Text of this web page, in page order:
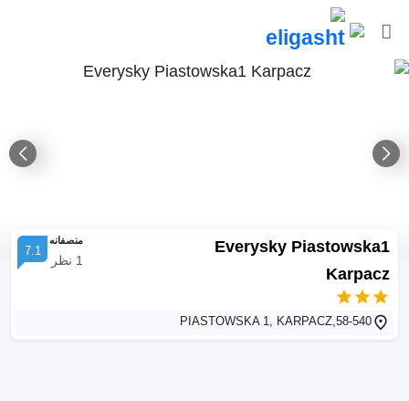
Everysky Piastowska1
Karpacz
منصفانه
1 نظر
7.1
PIASTOWSKA 1, KARPACZ,58-540